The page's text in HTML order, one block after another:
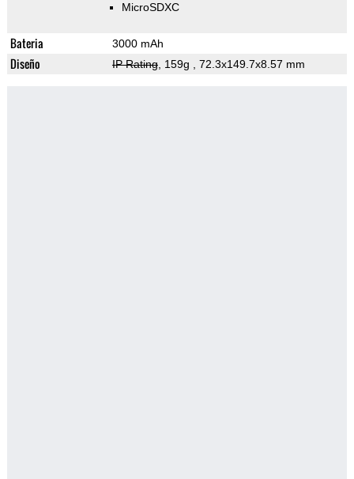
MicroSDXC
Bateria 3000 mAh
Diseño IP Rating, 159g , 72.3x149.7x8.57 mm